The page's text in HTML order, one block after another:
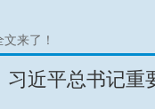
来了！
习近平总书记重